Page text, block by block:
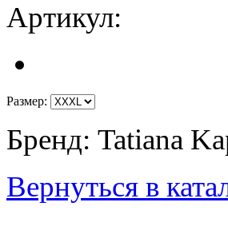
Артикул:
Размер:
Бренд: Tatiana
Вернуться в